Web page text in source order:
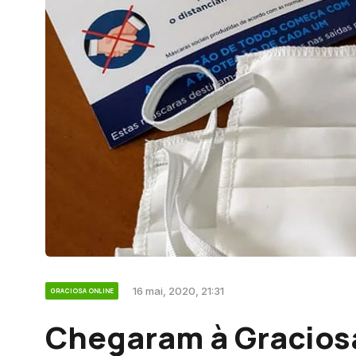
GRACIOSA ONLINE 16 mai, 2020, 21:31
Chegaram à